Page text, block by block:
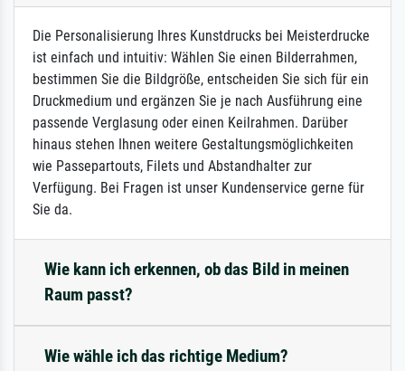
Die Personalisierung Ihres Kunstdrucks bei Meisterdrucke
ist einfach und intuitiv: Wählen Sie einen Bilderrahmen,
bestimmen Sie die Bildgröße, entscheiden Sie sich für ein
Druckmedium und ergänzen Sie je nach Ausführung eine
passende Verglasung oder einen Keilrahmen. Darüber
hinaus stehen Ihnen weitere Gestaltungsmöglichkeiten
wie Passepartouts, Filets und Abstandhalter zur
Verfügung. Bei Fragen ist unser Kundenservice gerne für
Sie da.
Wie kann ich erkennen, ob das Bild in meinen
Raum passt?
Wie wähle ich das richtige Medium?